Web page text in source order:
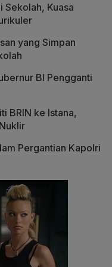
Sekolah, Kuasa
yang Simpan
BI Pengganti
BRIN ke Istana,
Pergantian Kapolri